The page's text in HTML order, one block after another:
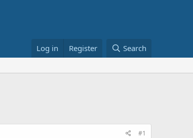
Log in Register Search
#1